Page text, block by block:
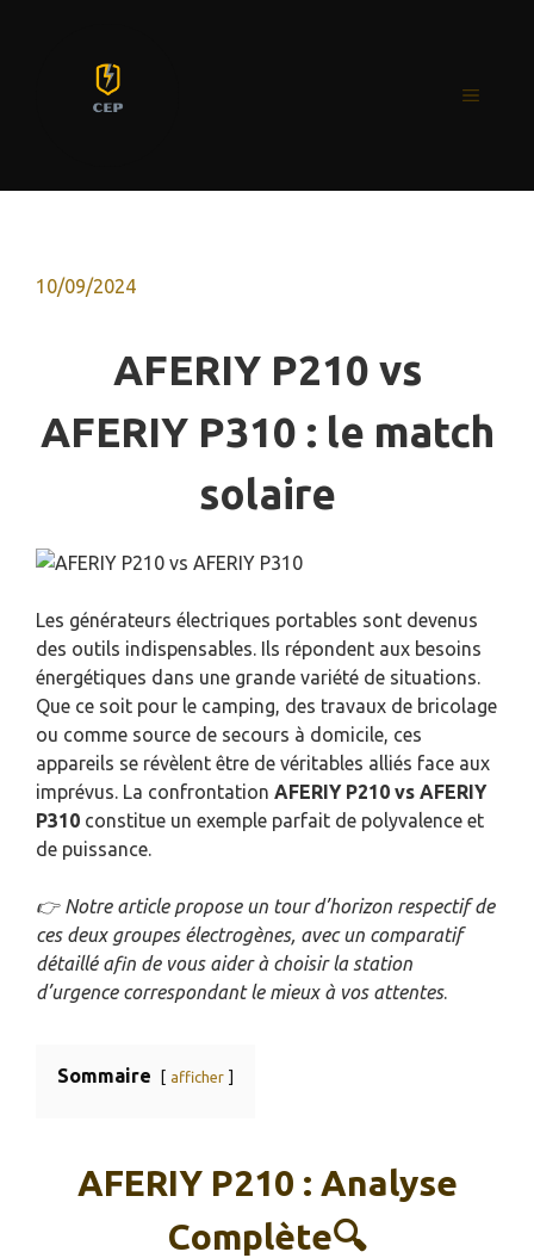
MENU
10/09/2024
AFERIY P210 vs
AFERIY P310 : le match
solaire
Les générateurs électriques portables sont devenus
des outils indispensables. Ils répondent aux besoins
énergétiques dans une grande variété de situations.
Que ce soit pour le camping, des travaux de bricolage
ou comme source de secours à domicile, ces
appareils se révèlent être de véritables alliés face aux
imprévus. La confrontation AFERIY P210 vs AFERIY
P310 constitue un exemple parfait de polyvalence et
de puissance.
👉 Notre article propose un tour d’horizon respectif de
ces deux groupes électrogènes, avec un comparatif
détaillé afin de vous aider à choisir la station
d’urgence correspondant le mieux à vos attentes.
Sommaire afficher
AFERIY P210 : Analyse
Complète🔍